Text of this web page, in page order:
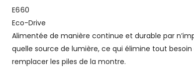
E660
Eco-Drive
Alimentée de manière continue et durable par
quelle source de lumière, ce qui élimine tout besoin
remplacer les piles de la montre.